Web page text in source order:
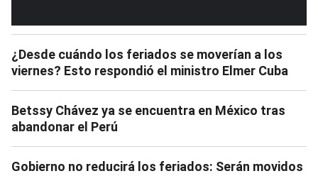
¿Desde cuándo los feriados se moverían a los
viernes? Esto respondió el ministro Elmer Cuba
Betssy Chávez ya se encuentra en México tras
abandonar el Perú
Gobierno no reducirá los feriados: Serán movidos